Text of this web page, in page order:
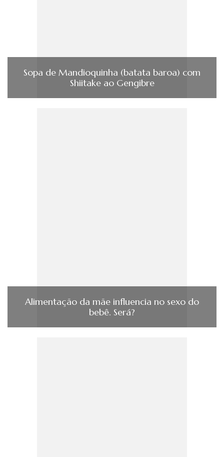
Sopa de Mandioquinha (batata baroa) com
Shiitake ao Gengibre
Alimentação da mãe influencia no sexo do
bebê. Será?